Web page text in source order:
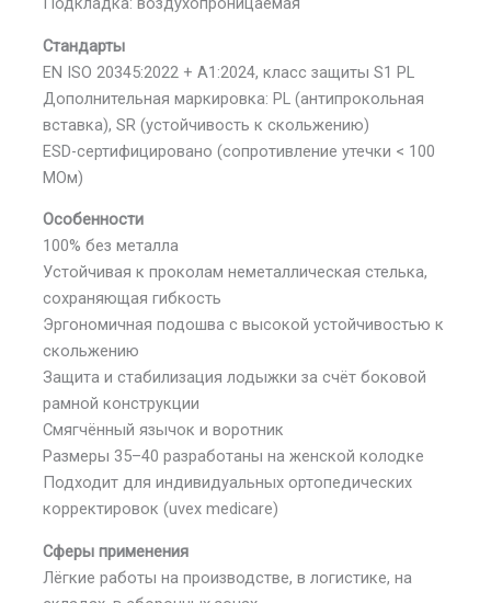
Стандарты
EN ISO 20345:2022 + A1:2024, класс защиты S1 PL
Дополнительная маркировка: PL (антипрокольная
вставка), SR (устойчивость к скольжению)
ESD-сертифицировано (сопротивление утечки < 100
МОм)
Особенности
100% без металла
Устойчивая к проколам неметаллическая стелька,
сохраняющая гибкость
Эргономичная подошва с высокой устойчивостью к
скольжению
Защита и стабилизация лодыжки за счёт боковой
рамной конструкции
Смягчённый язычок и воротник
Размеры 35–40 разработаны на женской колодке
Подходит для индивидуальных ортопедических
корректировок (uvex medicare)
Сферы применения
Лёгкие работы на производстве, в логистике, на